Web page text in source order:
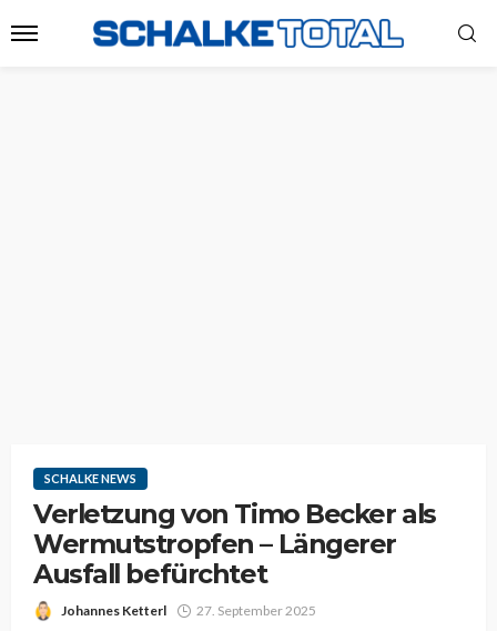
SCHALKE NEWS
Verletzung von Timo Becker als
Wermutstropfen – Längerer
Ausfall befürchtet
Johannes Ketterl 27. September 2025